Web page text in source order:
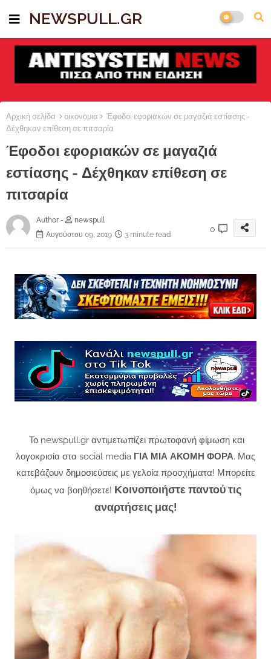
NEWSPULL.GR
Αρχική σελίδα οικονομια
Έφοδοι εφοριακών σε μαγαζιά εστίασης -
Δέχθηκαν επίθεση σε πιτσαρία
Έφοδοι εφοριακών σε μαγαζιά
εστίασης - Δέχθηκαν επίθεση σε
πιτσαρία
Author -
newspull
Αυγούστου 09, 2019
3 minute read
0
Το newspull.gr αντιμετωπίζει πρωτοφανή φίμωση και
λογοκρισία στα social media ΓΙΑ ΜΙΑ ΑΚΟΜΗ ΦΟΡΑ. Μας
κατεβάζουν δημοσιεύσεις με γελοία προσχήματα! Μπορείτε
όμως να βοηθήσετε! Κοινοποιήστε παντού τις
αναρτήσεις μας!